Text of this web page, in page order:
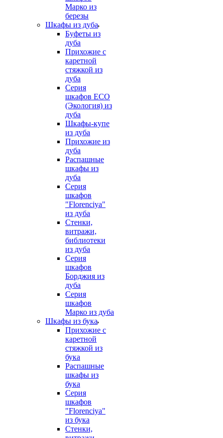
Марко из
березы
Шкафы из дуба
Буфеты из
дуба
Прихожие с
каретной
стяжкой из
дуба
Серия
шкафов ECO
(Экология) из
дуба
Шкафы-купе
из дуба
Прихожие из
дуба
Распашные
шкафы из
дуба
Серия
шкафов
"Florenciya"
из дуба
Стенки,
витражи,
библиотеки
из дуба
Серия
шкафов
Борджия из
дуба
Серия
шкафов
Марко из дуба
Шкафы из бука
Прихожие с
каретной
стяжкой из
бука
Распашные
шкафы из
бука
Серия
шкафов
"Florenciya"
из бука
Стенки,